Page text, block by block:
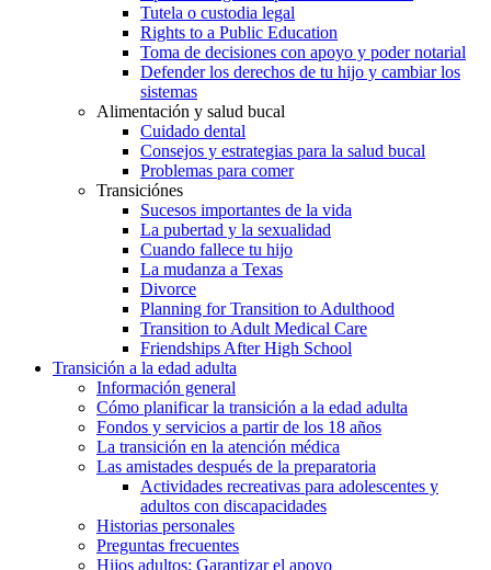
Tutela o custodia legal
Rights to a Public Education
Toma de decisiones con apoyo y poder notarial
Defender los derechos de tu hijo y cambiar los
sistemas
Alimentación y salud bucal
Cuidado dental
Consejos y estrategias para la salud bucal
Problemas para comer
Transiciónes
Sucesos importantes de la vida
La pubertad y la sexualidad
Cuando fallece tu hijo
La mudanza a Texas
Divorce
Planning for Transition to Adulthood
Transition to Adult Medical Care
Friendships After High School
Transición a la edad adulta
Información general
Cómo planificar la transición a la edad adulta
Fondos y servicios a partir de los 18 años
La transición en la atención médica
Las amistades después de la preparatoria
Actividades recreativas para adolescentes y
adultos con discapacidades
Historias personales
Preguntas frecuentes
Hijos adultos: Garantizar el apoyo